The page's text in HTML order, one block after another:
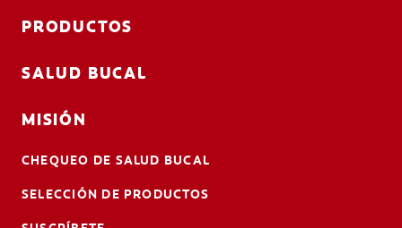
PRODUCTOS
SALUD BUCAL
MISIÓN
CHEQUEO DE SALUD BUCAL
SELECCIÓN DE PRODUCTOS